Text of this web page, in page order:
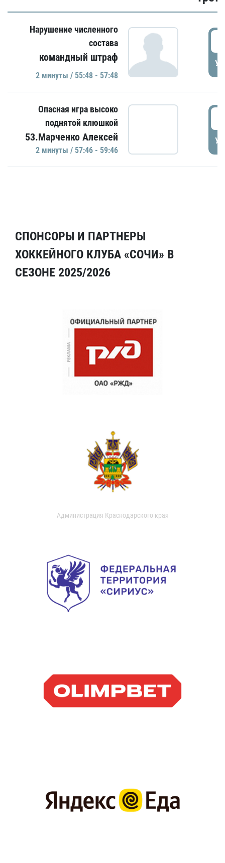
Нарушение численного
состава
командный штраф
2 минуты / 55:48 - 57:48
Опасная игра высоко
поднятой клюшкой
53.Марченко Алексей
2 минуты / 57:46 - 59:46
СПОНСОРЫ И ПАРТНЕРЫ
ХОККЕЙНОГО КЛУБА «СОЧИ» В
СЕЗОНЕ 2025/2026
Администрация Краснодарского края